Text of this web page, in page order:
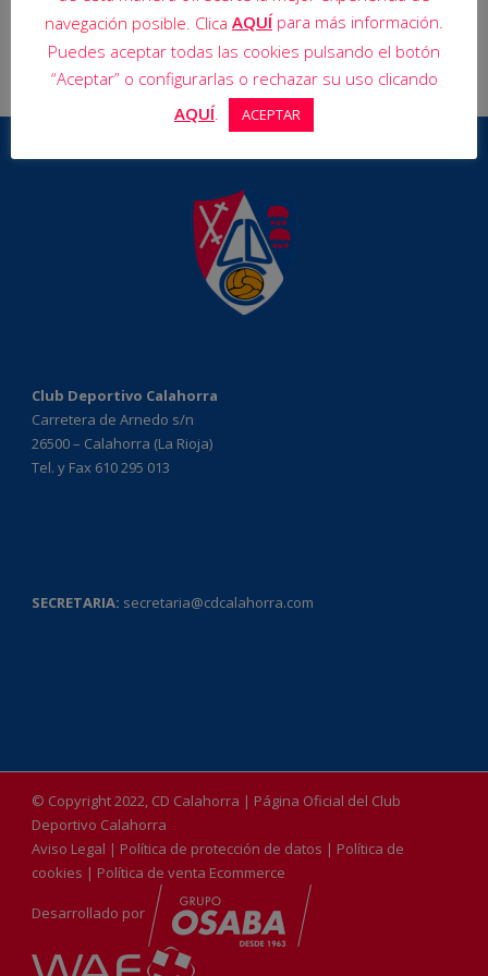
Club Deportivo Calahorra
Carretera de Arnedo s/n
26500 – Calahorra (La Rioja)
Tel. y Fax 610 295 013
SECRETARIA: secretaria@cdcalahorra.com
© Copyright 2022, CD Calahorra | Página Oficial del Club
Deportivo Calahorra
Aviso Legal | Política de protección de datos | Política de
cookies | Política de venta Ecommerce
Desarrollado por
navegación posible. Clica AQUÍ para más información.
Puedes aceptar todas las cookies pulsando el botón
“Aceptar” o configurarlas o rechazar su uso clicando
AQUÍ. ACEPTAR